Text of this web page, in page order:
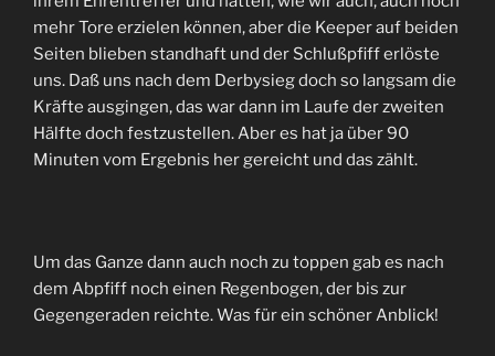
mehr Tore erzielen können, aber die Keeper auf beiden
Seiten blieben standhaft und der Schlußpfiff erlöste
uns. Daß uns nach dem Derbysieg doch so langsam die
Kräfte ausgingen, das war dann im Laufe der zweiten
Hälfte doch festzustellen. Aber es hat ja über 90
Minuten vom Ergebnis her gereicht und das zählt.
Um das Ganze dann auch noch zu toppen gab es nach
dem Abpfiff noch einen Regenbogen, der bis zur
Gegengeraden reichte. Was für ein schöner Anblick!